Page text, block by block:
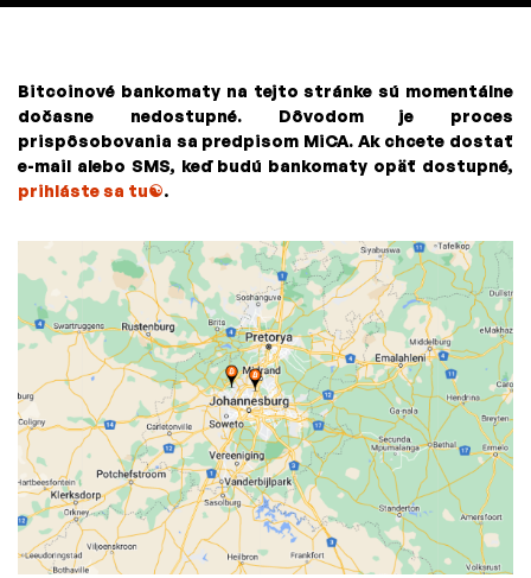
Bitcoinové bankomaty na tejto stránke sú momentálne
dočasne nedostupné. Dôvodom je proces
prispôsobovania sa predpisom MiCA. Ak chcete dostať
e-mail alebo SMS, keď budú bankomaty opäť dostupné,
prihláste sa tu☯.